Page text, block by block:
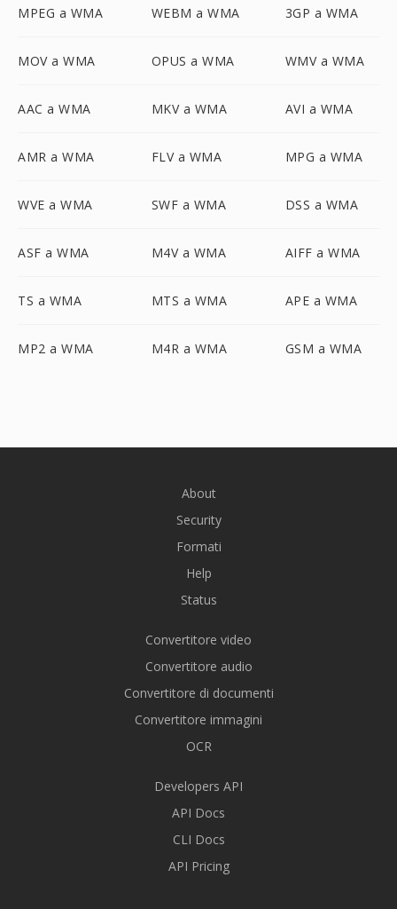
MPEG a WMA WEBM a WMA 3GP a WMA
MOV a WMA OPUS a WMA WMV a WMA
AAC a WMA MKV a WMA AVI a WMA
AMR a WMA FLV a WMA MPG a WMA
WVE a WMA SWF a WMA DSS a WMA
ASF a WMA M4V a WMA AIFF a WMA
TS a WMA MTS a WMA APE a WMA
MP2 a WMA M4R a WMA GSM a WMA
About
Security
Formati
Help
Status
Convertitore video
Convertitore audio
Convertitore di documenti
Convertitore immagini
OCR
Developers API
API Docs
CLI Docs
API Pricing